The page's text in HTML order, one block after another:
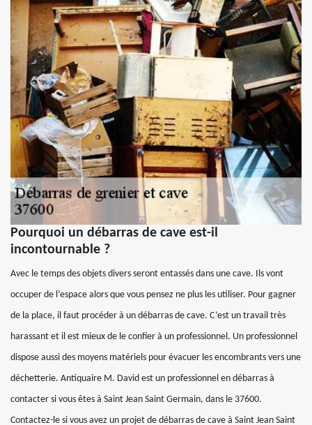
Pourquoi un débarras de cave est-il
incontournable ?
Avec le temps des objets divers seront entassés dans une cave. Ils vont
occuper de l’espace alors que vous pensez ne plus les utiliser. Pour gagner
de la place, il faut procéder à un débarras de cave. C’est un travail très
harassant et il est mieux de le confier à un professionnel. Un professionnel
dispose aussi des moyens matériels pour évacuer les encombrants vers une
déchetterie. Antiquaire M. David est un professionnel en débarras à
contacter si vous êtes à Saint Jean Saint Germain, dans le 37600.
Contactez-le si vous avez un projet de débarras de cave à Saint Jean Saint